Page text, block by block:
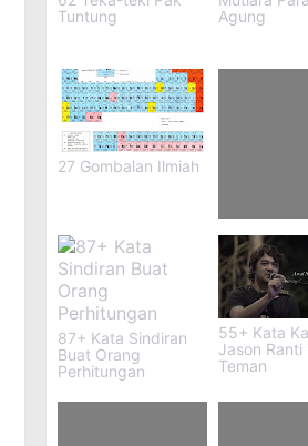
Tuntung
Agung
27 Gombalan Ilmiah
73
Yang
87+ Kata Sindiran
Buat Orang
Perhitungan
55+ Kata
Jason Ranti
Teman